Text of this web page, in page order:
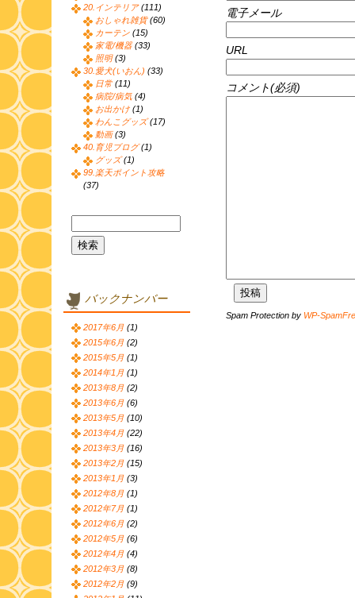
電子メール
URL
コメント(必須)
Spam Protection by WP-
20.インテリア(111)
おしゃれ雑貨(60)
カーテン (15)
家電/機器 (33)
照明(3)
30.愛犬(いおん) (33)
日常 (11)
病院/病気 (4)
お出かけ (1)
わんこグッズ(17)
動画(3)
40.育児ブログ(1)
グッズ(1)
99.楽天ポイント攻略
(37)
バックナンバー
2017年6月 (1)
2015年6月 (2)
2015年5月 (1)
2014年1月 (1)
2013年8月 (2)
2013年6月 (6)
2013年5月 (10)
2013年4月 (22)
2013年3月 (16)
2013年2月 (15)
2013年1月 (3)
2012年8月 (1)
2012年7月 (1)
2012年6月 (2)
2012年5月 (6)
2012年4月 (4)
2012年3月 (8)
2012年2月 (9)